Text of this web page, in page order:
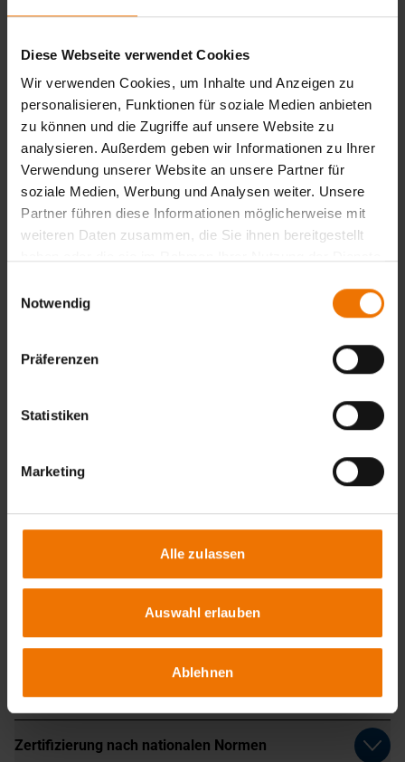
Diese Webseite verwendet Cookies
Wir verwenden Cookies, um Inhalte und Anzeigen zu
personalisieren, Funktionen für soziale Medien anbieten
zu können und die Zugriffe auf unsere Website zu
analysieren. Außerdem geben wir Informationen zu Ihrer
Verwendung unserer Website an unsere Partner für
soziale Medien, Werbung und Analysen weiter. Unsere
Partner führen diese Informationen möglicherweise mit
weiteren Daten zusammen, die Sie ihnen bereitgestellt
Notwendig
Präferenzen
Statistiken
Marketing
Alle zulassen
Auswahl erlauben
Ablehnen
Betreuung im Rahmen der Herstellung von
Druckgeräten und Baugruppen
Durchführung von Entwurfsprüfungen
Prüfung und Zertifizierung von Druckgeräten in den
jeweiligen Fertigungsstätten des Herstellers
Überprüfung und Zertifizierung von
Qualitätssicherungssystemen (z.B. nach DIN EN ISO
ISO 9606-1, DIN EN 13067 oder DVS 2212-1)
Qualifizierung von Fügeverfahren z.B. nach DN EN ISO
DIN EN 18205:2025-07 – Entwurf (Kunststoffe)
Qualifikation von Werkstoffherstellern (z.B. DIN EN
764-5 sowie AD 2000 Merkblatt W 0)
Prüfpersonal
Wir unterstützen Sie als notifizierte Stelle bei der Abnahme
Qualitätsmanagement-Systems.
Sie haben die Möglichkeit, Ihr Druckgerät auf Basis der
in Kombination der Module entsprechend zertifizieren zu
lassen.
Zertifizierung nach nationalen Normen